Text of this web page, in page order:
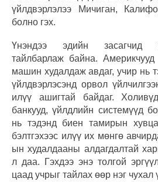
үйлдвэрлэлээ Мичиган,
болно гэх.
Үнэндээ эдийн засагчид
тайлбарлаж байна. Америкчууд
машин худалдаж авдаг, учир нь
үйлдвэрлэсэнд орвол
илүү ашигтай байдаг.
банкууд, үйлдлийн системүүд
нь тэдэнд биен тамирын
бэлтгэхээс илүү их мөнгө
ын худалдааны алдагдалтай
л даа. Гэхдээ энэ толгой
цаад учрыг тайлах өөр нэг чухал